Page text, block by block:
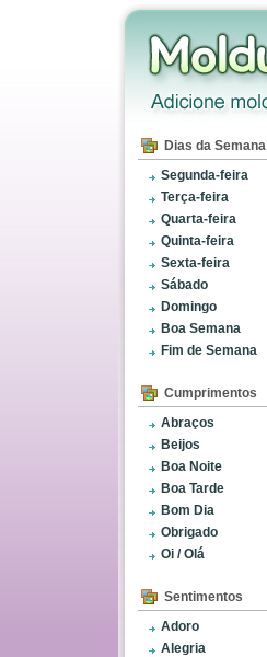
Dias da Semana
Segunda-feira
Terça-feira
Quarta-feira
Quinta-feira
Sexta-feira
Sábado
Domingo
Boa Semana
Fim de Semana
Cumprimentos
Abraços
Beijos
Boa Noite
Boa Tarde
Bom Dia
Obrigado
Oi / Olá
Sentimentos
Adoro
Alegria